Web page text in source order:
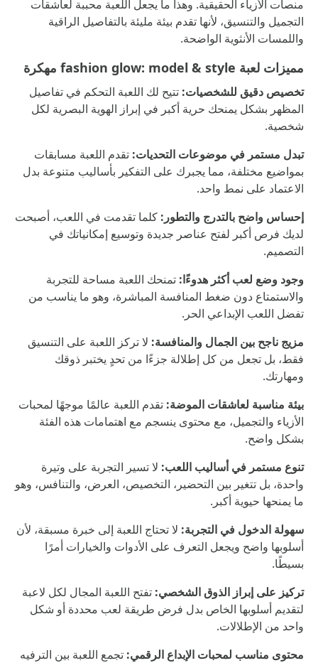
منصات الأزياء الحقيقية. وهذا ما يجعل اللعبة محببة لعاشقات
التجميل والتنسيق، لأنها تقدم بيئة مليئة بالتفاصيل الراقية
واللمسات الأنثوية الواضحة.
مميزات لعبة fashion glow: model & style مهكرة
تخصيص دقيق للشخصيات: تتيح لك اللعبة التحكم في تفاصيل
المظهر بشكل يمنحك حرية أكبر في إبراز الهوية البصرية لكل
شخصية.
تبدل مستمر في موضوعات التحديات: تقدم اللعبة مسابقات
بمواضيع مختلفة، مما يجبرك على التفكير بأساليب متنوعة بدل
الاعتماد على نمط واحد.
إحساس واضح بالتدرج والتطور: كلما تقدمت في اللعب، أصبحت
لديك فرص أكبر لفتح عناصر جديدة وتوسيع إمكانياتك في
التصميم.
وجود وضع لعب أكثر هدوءًا: تمنحك اللعبة مساحة للتجربة
والاستمتاع دون ضغط المنافسة المباشرة، وهو ما يناسب من
تفضل اللعب الإبداعي الحر.
مزيج ناجح بين الجمال والمنافسة: لا تركز اللعبة على التنسيق
فقط، بل تجعل من كل إطلالة جزءًا من تحدٍ يختبر ذوقك
ومهارتك.
بيئة مناسبة لعاشقات الموضة: تقدم اللعبة عالمًا موجهًا لمحبات
الأزياء والتجميل، مع محتوى ينسجم مع اهتمامات هذه الفئة
بشكل واضح.
تنوع مستمر في أساليب اللعب: لا تسير التجربة على وتيرة
واحدة، بل تتغير بين التحضير، التخصيص، العرض، والتنافس، وهو
ما يمنحها حيوية أكبر.
سهولة الدخول في التجربة: لا تحتاج اللعبة إلى خبرة مسبقة، لأن
أسلوبها واضح ويجعل التعرف على الأدوات والخيارات أمرًا
بسيطًا.
تركيز على إبراز الذوق الشخصي: تفتح اللعبة المجال لكل لاعبة
لتقديم أسلوبها الخاص بدل فرض طريقة لعب محددة أو شكل
واحد من الإطلالات.
محتوى مناسب لمحبات الإبداع الرقمي: تجمع اللعبة بين الترفيه